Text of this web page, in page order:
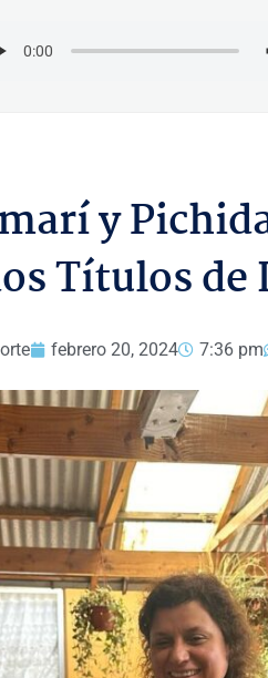
y
Títulos
febrero 20, 2024 7:36 pm